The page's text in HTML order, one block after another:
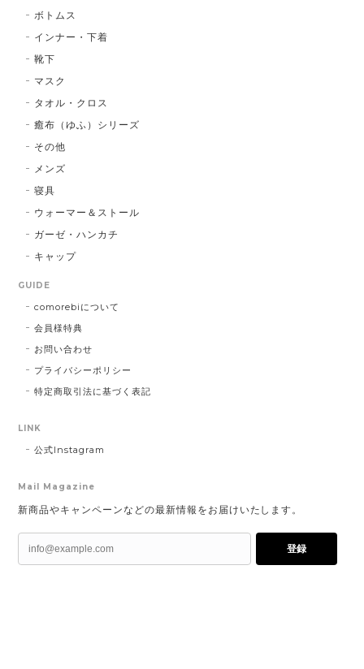
ボトムス
インナー・下着
靴下
マスク
タオル・クロス
癒布（ゆふ）シリーズ
その他
メンズ
寝具
ウォーマー＆ストール
ガーゼ・ハンカチ
キャップ
GUIDE
comorebiについて
会員様特典
お問い合わせ
プライバシーポリシー
特定商取引法に基づく表記
LINK
公式Instagram
Mail Magazine
新商品やキャンペーンなどの最新情報をお届けいたします。
登録